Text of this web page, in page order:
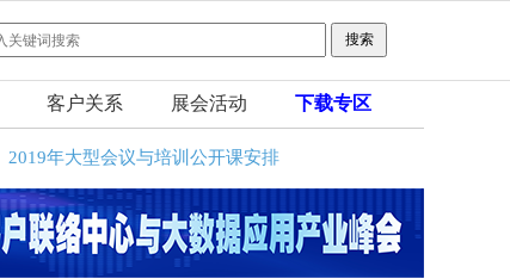
客户关系 展会活动 下载专区
2019年大型会议与培训公开课安排